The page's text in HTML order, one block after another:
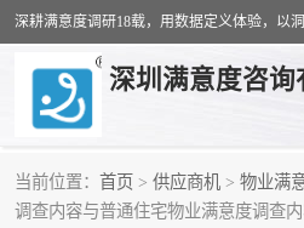
深圳满意度咨询
当前位置： 首页 > 供应商机 > 物业满
调查内容与普通住宅物业满意度调查
物业满意度调查